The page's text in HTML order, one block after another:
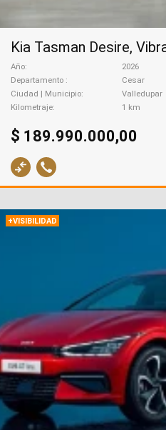
Kia Tasman Desire,
Año
2026
Departamento
Cesar
Ciudad | Municipio
Valledupar
Kilometraje
1 km
$ 189.990.000,00
+VISIBILIDAD